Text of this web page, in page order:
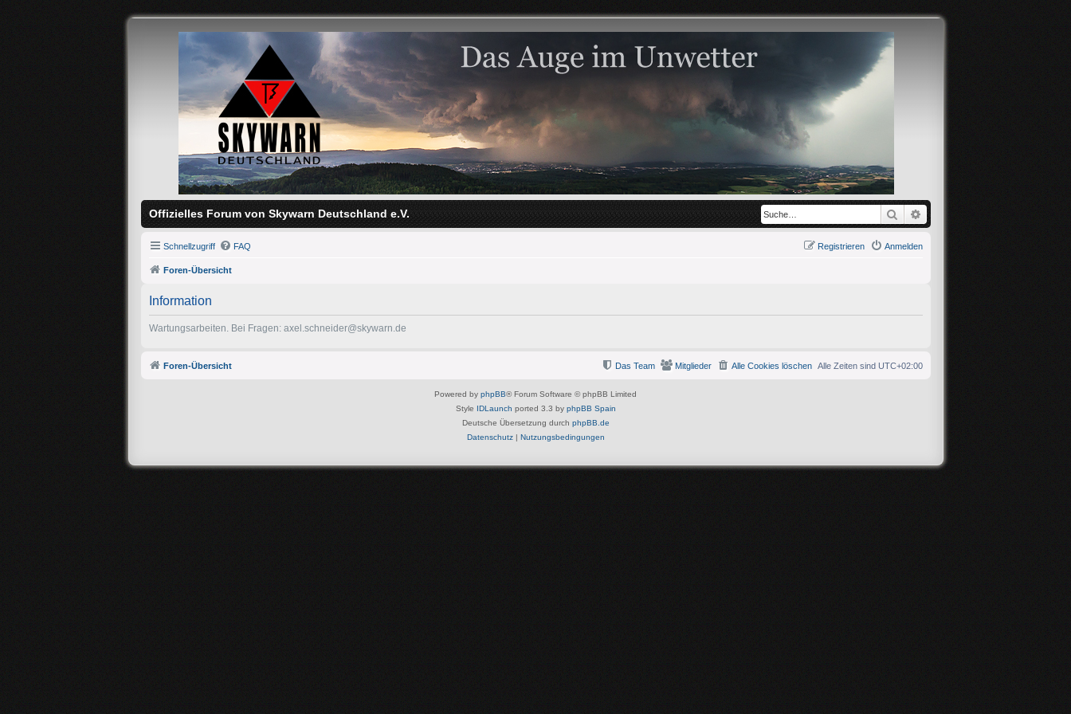
Offizielles Forum von Skywarn Deutschland e.V. Suche
Schnellzugriff FAQ Anmelden
Registrieren
Foren-Übersicht
Information
Wartungsarbeiten. Bei Fragen: axel.schneider@skywarn.de
Foren-Übersicht Alle Zeiten sind UTC+02:00
Alle Cookies löschen
Mitglieder
Das Team
Powered by phpBB® Forum Software © phpBB Limited
Style IDLaunch ported 3.3 by phpBB Spain
Deutsche Übersetzung durch phpBB.de
Datenschutz| Nutzungsbedingungen